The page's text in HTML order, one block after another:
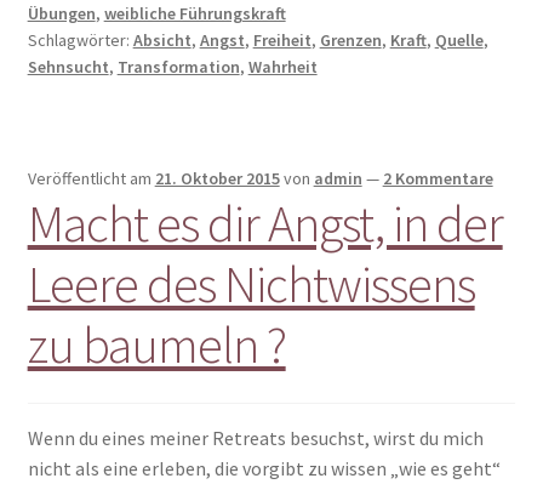
Übungen, weibliche Führungskraft
Schlagwörter: Absicht, Angst, Freiheit, Grenzen, Kraft, Quelle,
Sehnsucht, Transformation, Wahrheit
Veröffentlicht am 21. Oktober 2015von admin — 2 Kommentare
Macht es dir Angst, in der
Leere des Nichtwissens
zu baumeln ?
Wenn du eines meiner Retreats besuchst, wirst du mich
nicht als eine erleben, die vorgibt zu wissen „wie es geht“